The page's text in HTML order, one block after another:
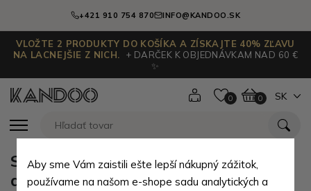
+421 910 754 870 INFO@KANDOO.SK
VLOŽTE 2 PRODUKTY DO KOŠÍKA A ZÍSKAJTE 40% ZĽAVU
NA LACNEJŠIE Z NICH.
+ DARČEK K OBJEDNÁVKAM NAD 60 €
✨
0 0 SK
Sada dámskej červenej peňaženky
a puzdra na karty Laylo
Aby sme Vám zaistili ešte lepší nákupný zážitok,
používame na našom e-shope sadu analytických a